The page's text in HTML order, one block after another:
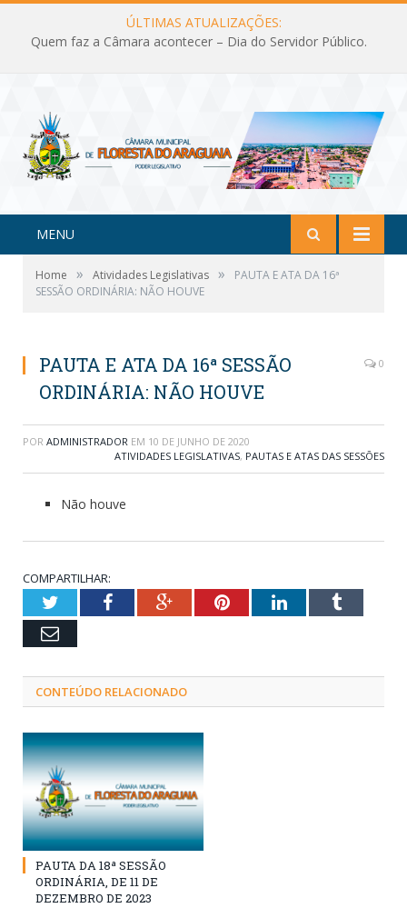
ÚLTIMAS ATUALIZAÇÕES:
Quem faz a Câmara acontecer – Dia do Servidor Público.
MENU
Home » Atividades Legislativas »
PAUTA E ATA DA 16ª
SESSÃO ORDINÁRIA: NÃO HOUVE
PAUTA E ATA DA 16ª SESSÃO
ORDINÁRIA: NÃO HOUVE
0
POR ADMINISTRADOR EM 10 DE JUNHO DE 2020
ATIVIDADES LEGISLATIVAS, PAUTAS E ATAS DAS SESSÕES
Não houve
COMPARTILHAR:
TwitterFacebookGoogle+PinterestLinkedInTumblr
Email
CONTEÚDO RELACIONADO
PAUTA DA 18ª SESSÃO
ORDINÁRIA, DE 11 DE
DEZEMBRO DE 2023